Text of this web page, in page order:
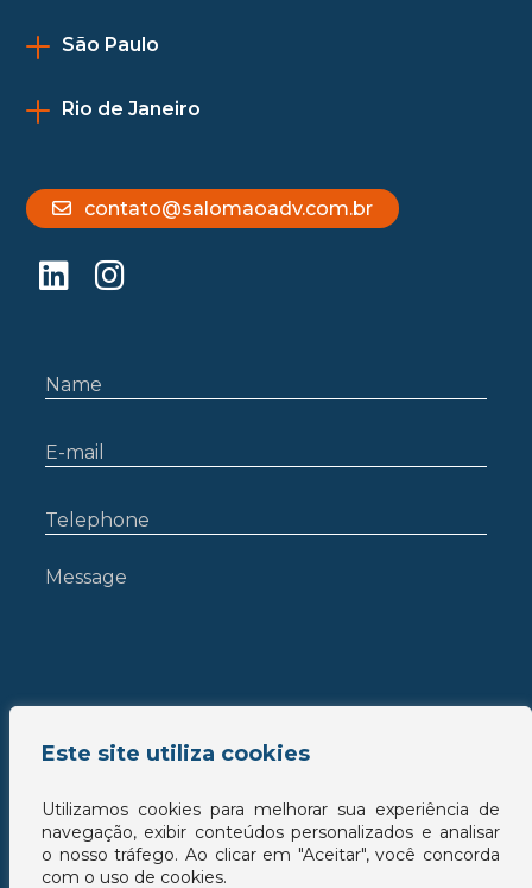
Este site utiliza cookies
Utilizamos cookies para melhorar sua experiência de
navegação, exibir conteúdos personalizados e analisar
o nosso tráfego. Ao clicar em "Aceitar", você concorda
com o uso de cookies.
São Paulo
Rio de Janeiro
contato@salomaoadv.com.br